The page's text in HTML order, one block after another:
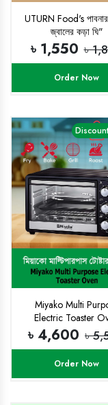
UTURN Food's
জ্বালের কড়া ঘি"
৳ 1,550 ৳
Order Now
Miyako Multi
Electric Toaster
৳ 4,600 ৳
Order Now